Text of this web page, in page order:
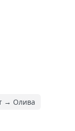
→ Олива